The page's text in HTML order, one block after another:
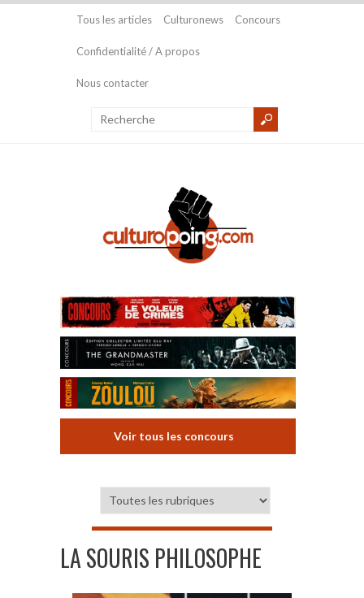
Tous les articles Culturonews Concours
Confidentialité / A propos
Nous contacter
Voir tous les concours
LA SOURIS PHILOSOPHE